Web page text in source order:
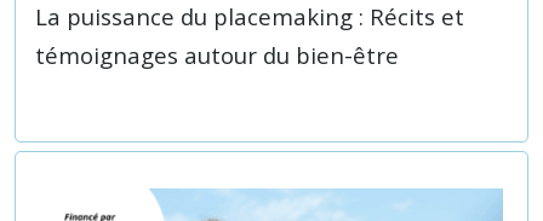
La puissance du placemaking : Récits et
témoignages autour du bien-être